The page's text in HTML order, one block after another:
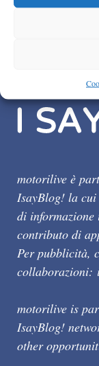
motorilive è
IsayBlog! la cui
di informazione
contributo di
Per pubblicità,
collaborazioni:
motorilive is
IsayBlog!
other